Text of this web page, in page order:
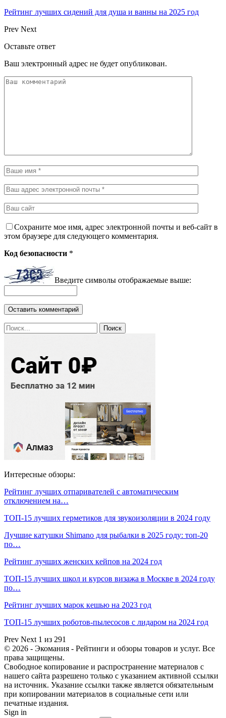
Рейтинг лучших сидений для душа и ванны на 2025 год
Prev Next
Оставьте ответ
Ваш электронный адрес не будет опубликован.
Сохраните мое имя, адрес электронной почты и веб-сайт в
этом браузере для следующего комментария.
Код безопасности *
Введите символы отображаемые выше:
Интересные обзоры:
Рейтинг лучших отпаривателей с автоматическим
отключением на…
ТОП-15 лучших герметиков для звукоизоляции в 2024 году
Лучшие катушки Shimano для рыбалки в 2025 году: топ-20
по…
Рейтинг лучших женских кейпов на 2024 год
ТОП-15 лучших школ и курсов визажа в Москве в 2024 году
по…
Рейтинг лучших марок кешью на 2023 год
ТОП-15 лучших роботов-пылесосов с лидаром на 2024 год
Prev Next 1 из 291
© 2026 - Экомания - Рейтинги и обзоры товаров и услуг. Все
права защищены.
Свободное копирование и распространение материалов с
нашего сайта разрешено только с указанием активной ссылки
на источник. Указание ссылки также является обязательным
при копировании материалов в социальные сети или
печатные издания.
Sign in